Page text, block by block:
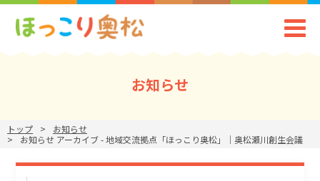
お知らせ
トップ
お知らせ
お知らせ アーカイブ - 地域交流拠点「ほっこり奥松」｜奥松瀬川創生会議